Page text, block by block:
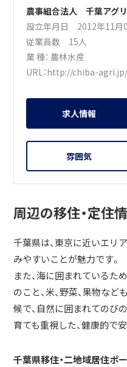
農事組合法人 千葉アグリ
設立年月日 2012年11
従業員数 15人
業 種： 農林水産
URL：http://chiba-agri.jp/
求人情報
雰囲気
周辺の移住・定住
千葉県は、東京に近いエリ
みやすいことが魅力です。
また、海に囲まれているた
のこと、米、野菜、果物な
候で、自然に囲まれてのび
育ても重視した、健康的で
千葉県移住・二地域居住ポ